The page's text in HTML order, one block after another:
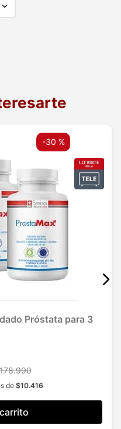
-30 %
Próstata para 3
de $10.416